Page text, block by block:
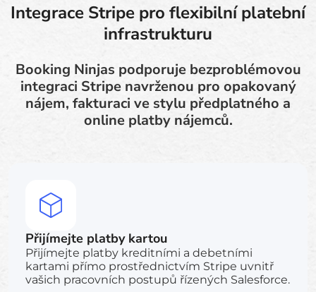
Integrace Stripe pro flexibilní platební
infrastrukturu
Booking Ninjas podporuje bezproblémovou
integraci Stripe navrženou pro opakovaný
nájem, fakturaci ve stylu předplatného a
online platby nájemců.
Přijímejte platby kartou
Přijímejte platby kreditními a debetními
kartami přímo prostřednictvím Stripe uvnitř
vašich pracovních postupů řízených Salesforce.